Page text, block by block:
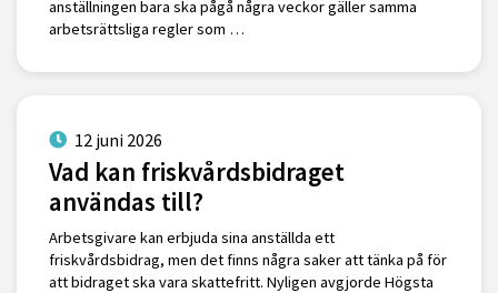
anställningen bara ska pågå några veckor gäller samma
arbetsrättsliga regler som …
12 juni 2026
Vad kan friskvårdsbidraget
användas till?
Arbetsgivare kan erbjuda sina anställda ett
friskvårdsbidrag, men det finns några saker att tänka på för
att bidraget ska vara skattefritt. Nyligen avgjorde Högsta